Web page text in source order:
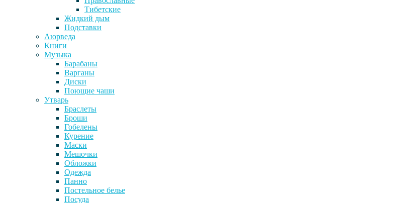
Тибетские
Жидкий дым
Подставки
Аюрведа
Книги
Музыка
Барабаны
Варганы
Диски
Поющие чаши
Утварь
Браслеты
Броши
Гобелены
Курение
Маски
Мешочки
Обложки
Одежда
Панно
Постельное белье
Посуда